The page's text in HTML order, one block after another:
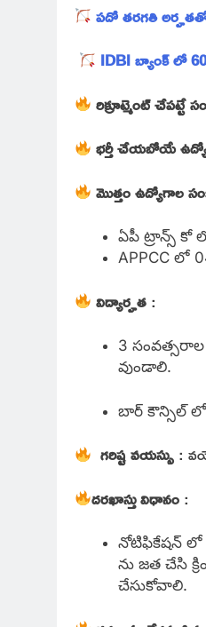
పదో తరగతి
IDBI బ్యాంక్ లో
రిక్రూట్మెంట్ చేపట్టే
భర్తీ చేయబోయే
మొత్తం ఉద్యోగాల
ఏపీ ట్రాన్స్ కో
APPCC లో
విద్యార్హత:
3 సంవత్సరాల
వుండాలి.
బార్ కౌన్సిల్ లో
గరిష్ట వయస్సు:
దరఖాస్తు విధానం:
నోటిఫికేషన్ లో
ను జత చేసి
చేసుకోవాలి.